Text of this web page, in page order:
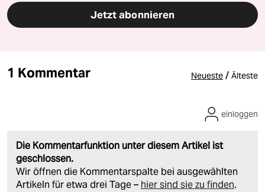
Jetzt abonnieren
1 Kommentar Neueste / Älteste
Die Kommentarfunktion unter diesem Artikel ist
geschlossen.
Wir öffnen die Kommentarspalte bei ausgewählten
Artikeln für etwa drei Tage – hier sind sie zu finden.
einloggen